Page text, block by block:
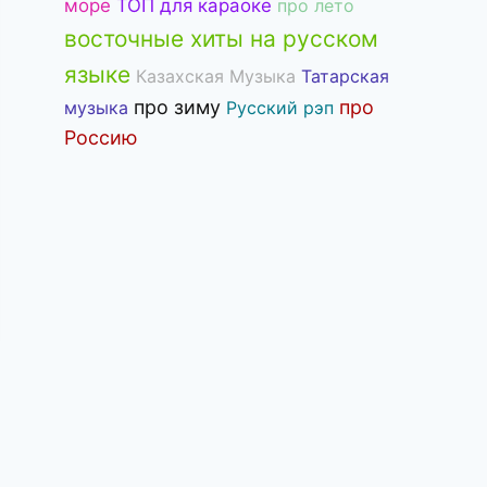
море ТОП для караоке про лето
восточные хиты на русском
языке Казахская Музыка Татарская
музыка про зиму Русский рэп про
Россию